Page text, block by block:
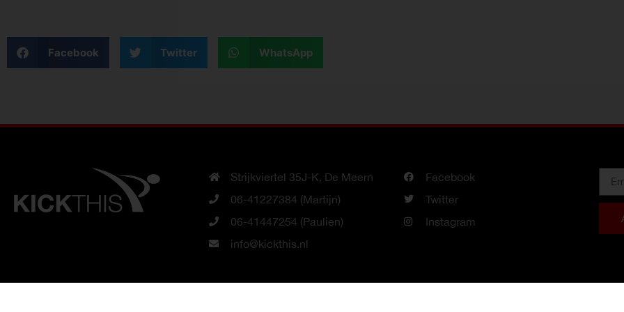
Facebook Twitter WhatsApp
Strijkviertel 35J-K, De Meern
06-41227384 (Martijn)
06-41447254 (Paulien)
info@kickthis.nl
Facebook
Twitter
Instagram